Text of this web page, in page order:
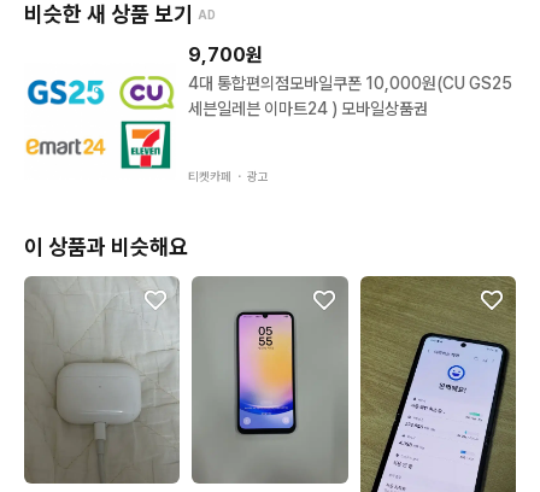
비슷한 새 상품 보기 AD
9,700원
4대 통합편의점모바일쿠폰 10,000원(CU GS25
세븐일레븐 이마트24 ) 모바일상품권
티켓카페 ・ 광고
이 상품과 비슷해요